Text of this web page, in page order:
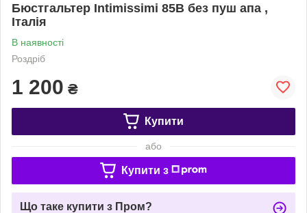
Бюстгальтер Intimissimi 85В без пуш апа ,
Італія
В наявності
Роздріб
1 200 ₴
Купити
або
Купити з
Що таке купити з Пром?